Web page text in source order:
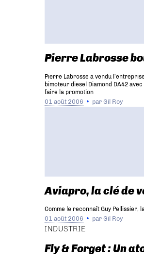
Pierre Labrosse
Pierre Labrosse a vendu
bimoteur diesel Diamond DA42
faire la promotion
01 août 2006 parGil Roy
Aviapro, la clé de
Comme le reconnaît Guy Pellissier,
01 août 2006 parGil Roy
INDUSTRIE
Fly & Forget : Un